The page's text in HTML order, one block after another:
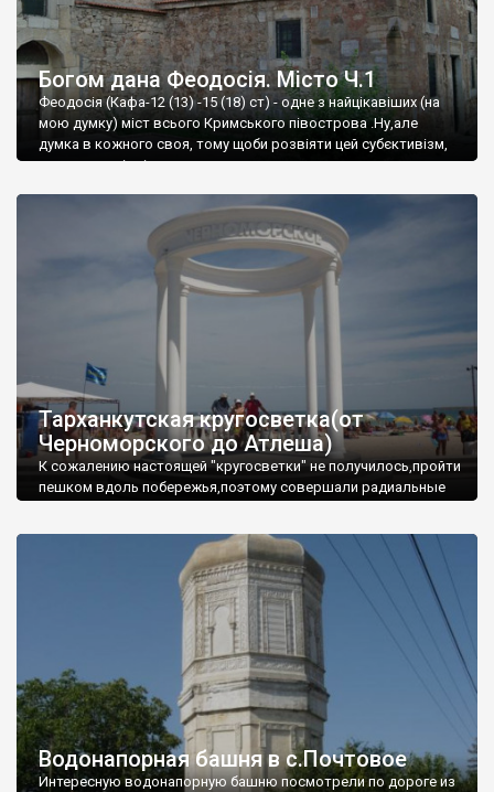
Богом дана Феодосія. Місто Ч.1
Феодосія (Кафа-12 (13) -15 (18) ст) - одне з найцікавіших (на
мою думку) міст всього Кримського півострова .Ну,але
думка в кожного своя, тому щоби розвіяти цей субєктивізм,
запрошую відвідати це
Тарханкутская кругосветка(от
Черноморского до Атлеша)
К сожалению настоящей "кругосветки" не получилось,пройти
пешком вдоль побережья,поэтому совершали радиальные
Водонапорная башня в с.Почтовое
Интересную водонапорную башню посмотрели по дороге из